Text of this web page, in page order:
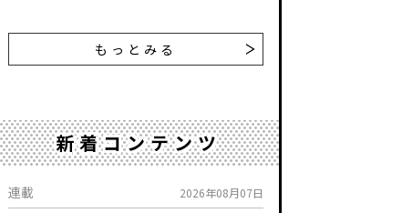
もっとみる
新着コンテンツ
連載 2026年08月07日